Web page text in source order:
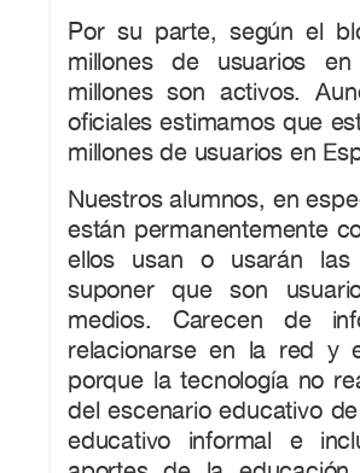
Por su parte, según el
millones de usuarios
millones son activos.
oficiales estimamos que
millones de usuarios en
Nuestros alumnos, en
están permanentemente
ellos usan o usarán
suponer que son
medios. Carecen de
relacionarse en la red y
porque la tecnología no
del escenario educativo
educativo informal e